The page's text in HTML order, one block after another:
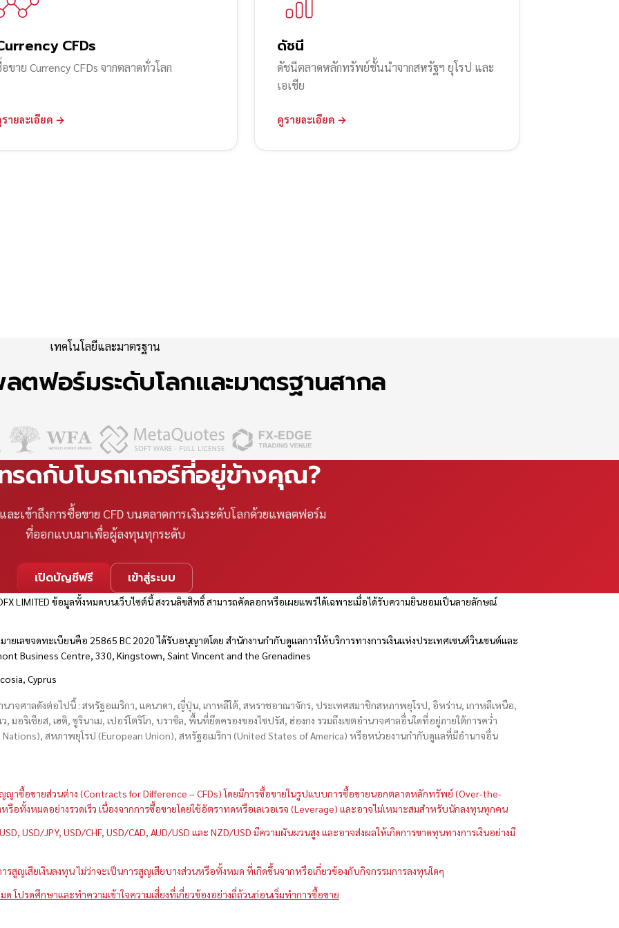
CFDs
ขาย Currency CFDs จากตลาดทั่วโลก
ายละเอียด →
ดัชนี
ดัชนีตลาดหลักทรัพย์ชั้นนำจากสหรัฐฯ ยุโรป และ
เอเชีย
ดูรายละเอียด →
เทคโนโลยีและมาตรฐาน
ฟอร์มระดับโลกและมาตรฐานสากล
รดกับโบรกเกอร์ที่อยู่ข้างคุณ?
ะเข้าถึงการซื้อขาย CFD บนตลาดการเงินระดับโลกด้วยแพลตฟอร์ม
ที่ออกแบบมาเพื่อผู้ลงทุนทุกระดับ
เปิดบัญชีฟรี เข้าสู่ระบบ
LIMITED ข้อมูลทั้งหมดบนเว็บไซต์นี้ สงวนลิขสิทธิ์ สามารถคัดลอกหรือเผยแพร่ได้เฉพาะเมื่อได้รับความยินยอมเป็นลายลักษณ์
ยเลขจดทะเบียนคือ 25865 BC 2020 ได้รับอนุญาตโดย สำนักงานกำกับดูแลการให้บริการทางการเงินแห่งประเทศเซนต์วินเซนต์และ
Business Centre, 330, Kingstown, Saint Vincent and the Grenadines
Cyprus
จศาลดังต่อไปนี้ : สหรัฐอเมริกา, แคนาดา, ญี่ปุ่น, เกาหลีใต้, สหราชอาณาจักร, ประเทศสมาชิกสหภาพยุโรป, อิหร่าน, เกาหลีเหนือ,
มอริเชียส, เฮติ, ซูรินาเม, เปอร์โตริโก, บราซิล, พื้นที่ยึดครองของไซปรัส, ฮ่องกง รวมถึงเขตอำนาจศาลอื่นใดที่อยู่ภายใต้การคว่ำ
สหภาพยุโรป (European Union), สหรัฐอเมริกา (United States of America) หรือหน่วยงานกำกับดูแลที่มีอำนาจอื่น
าซื้อขายส่วนต่าง (Contracts for Difference – CFDs) โดยมีการซื้อขายในรูปแบบการซื้อขายนอกตลาดหลักทรัพย์ (Over-the-
อทั้งหมดอย่างรวดเร็ว เนื่องจากการซื้อขายโดยใช้อัตราทดหรือเลเวอเรจ (Leverage) และอาจไม่เหมาะสมสำหรับนักลงทุนทุกคน
USD/JPY, USD/CHF, USD/CAD, AUD/USD และ NZD/USD มีความผันผวนสูง และอาจส่งผลให้เกิดการขาดทุนทางการเงินอย่างมี
ญเสียเงินลงทุน ไม่ว่าจะเป็นการสูญเสียบางส่วนหรือทั้งหมด ที่เกิดขึ้นจากหรือเกี่ยวข้องกับกิจกรรมการลงทุนใดๆ
โปรดศึกษาและทำความเข้าใจความเสี่ยงที่เกี่ยวข้องอย่างถี่ถ้วนก่อนเริ่มทำการซื้อขาย